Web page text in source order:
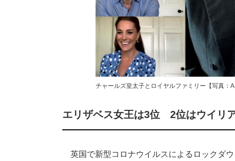
チャールズ皇太子とロイヤルファミリー【写真：
エリザベス女王は3位 2位はウイリ
英国で新型コロナウイルスによるロックダ